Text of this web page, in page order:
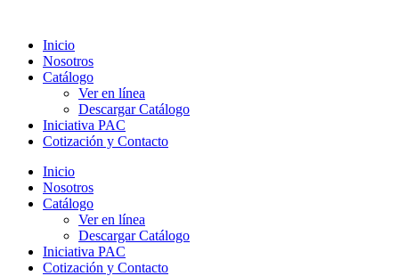
Inicio
Nosotros
Catálogo
Ver en línea
Descargar Catálogo
Iniciativa PAC
Cotización y Contacto
Inicio
Nosotros
Catálogo
Ver en línea
Descargar Catálogo
Iniciativa PAC
Cotización y Contacto